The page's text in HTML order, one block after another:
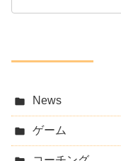
News
ゲーム